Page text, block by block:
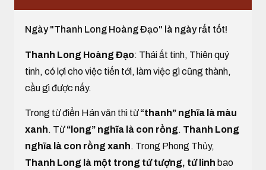
Ngày "Thanh Long Hoàng Đạo" là ngày rất tốt!
Thanh Long Hoàng Đạo: Thái ất tinh, Thiên quý
tinh, có lợi cho việc tiến tới, làm việc gì cũng thành,
cầu gì được nấy.
Trong từ điển Hán văn thì từ“thanh” nghĩa là màu
xanh. Từ“long” nghĩa là con rồng. Thanh Long
nghĩa là con rồng xanh. Trong Phong Thủy,
Thanh Long là một trong tứ tượng, tứ linh bao